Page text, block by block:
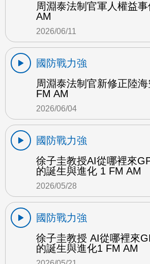
周淵泰法制官軍人權益
AM
2026/06/11
國防戰力強
周淵泰法制官新修正陸
FM AM
2026/06/04
國防戰力強
徐子圭教授AI從哪裡來
的誕生與進化 1 FM AM
2026/05/28
國防戰力強
徐子圭教授 AI從哪裡來
的誕生與進化1 FM AM